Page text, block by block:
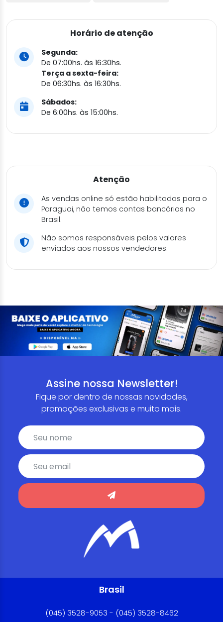
Horário de atenção
Segunda:
De 07:00hs. às 16:30hs.
Terça a sexta-feira:
De 06:30hs. às 16:30hs.
Sábados:
De 6:00hs. às 15:00hs.
Atenção
As vendas online só estão habilitadas para o
Paraguai, não temos contas bancárias no
Brasil.
Não somos responsáveis pelos valores
enviados aos nossos vendedores.
Assine nossa Newsletter!
Fique por dentro de nossas novidades,
promoções exclusivas e muito mais.
Brasil
(045) 3528-9053 - (045) 3528-8462